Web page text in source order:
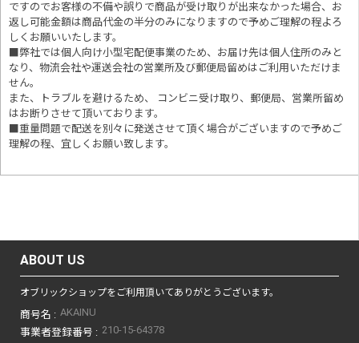
ですのでお客様の不備や誤りで商品が受け取りが出来なかった場合、お
返し可能金額は商品代金の半分のみになりますので予めご理解の程よろ
しくお願いいたします。
弊社では個人向け小型宅配便事業のため、お届け先は個人住所のみと
なり、物流会社や運送会社の営業所及び郵便局留めはご利用いただけま
せん。
また、トラブルを避けるため、 コンビニ受け取り、郵便局、営業所留め
はお断りさせて頂いております。
■重量問題で配送を別々に発送させて頂く場合がございますので予めご
理解の程、宜しくお願い致します。
ABOUT US
オブリックショップをご利用頂いてありがとうございます。
商号名 : AKAINU
事業者登録番号 : 210-15-64378